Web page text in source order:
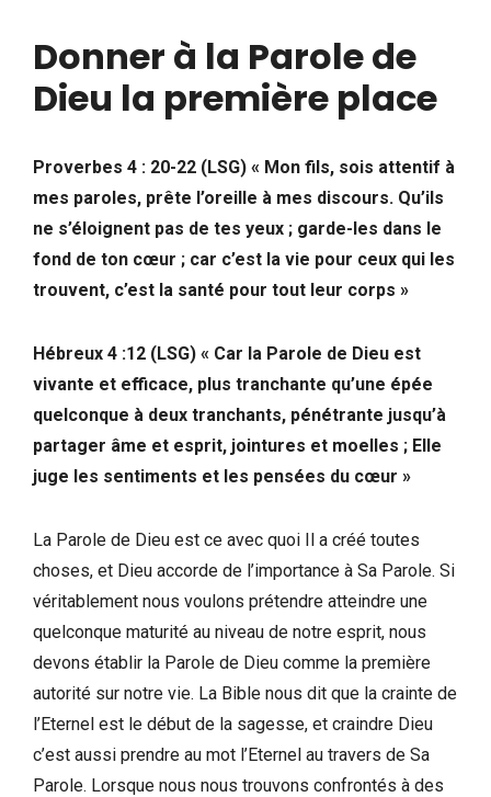
Donner à la Parole de
Dieu la première place
Proverbes 4 : 20-22 (LSG) « Mon fils, sois attentif à
mes paroles, prête l’oreille à mes discours. Qu’ils
ne s’éloignent pas de tes yeux ; garde-les dans le
fond de ton cœur ; car c’est la vie pour ceux qui les
trouvent, c’est la santé pour tout leur corps »
Hébreux 4 :12 (LSG) « Car la Parole de Dieu est
vivante et efficace, plus tranchante qu’une épée
quelconque à deux tranchants, pénétrante jusqu’à
partager âme et esprit, jointures et moelles ; Elle
juge les sentiments et les pensées du cœur »
La Parole de Dieu est ce avec quoi Il a créé toutes
choses, et Dieu accorde de l’importance à Sa Parole. Si
véritablement nous voulons prétendre atteindre une
quelconque maturité au niveau de notre esprit, nous
devons établir la Parole de Dieu comme la première
autorité sur notre vie. La Bible nous dit que la crainte de
l’Eternel est le début de la sagesse, et craindre Dieu
c’est aussi prendre au mot l’Eternel au travers de Sa
Parole. Lorsque nous nous trouvons confrontés à des